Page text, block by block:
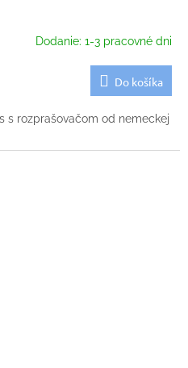
Dodanie: 1-3 pracovné dni
Do košíka
s rozprašovačom od nemeckej